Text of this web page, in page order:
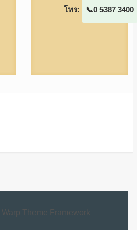
โทร: 0 5387 3400
Warp Theme Framework